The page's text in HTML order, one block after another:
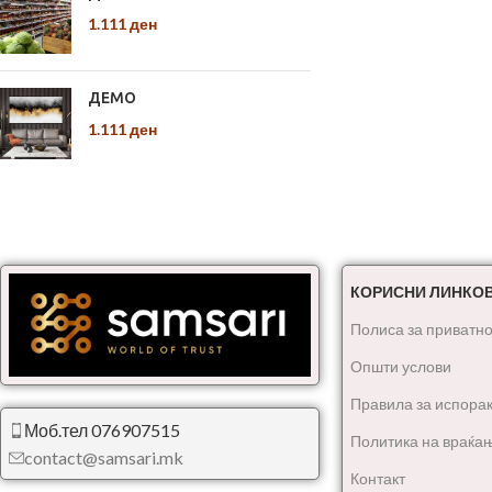
1.111ден
ДЕМО
1.111ден
Моб.тел 076907515
contact@samsari.mk
КОРИСНИ
Полиса за
Општи услови
Правила за
Политика на
Контакт